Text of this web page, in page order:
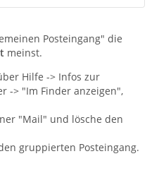
Posteingang" die
meinst.
Hilfe -> Infos zur
-> "Im Finder anzeigen",
"Mail" und lösche den
gruppierten Posteingang.